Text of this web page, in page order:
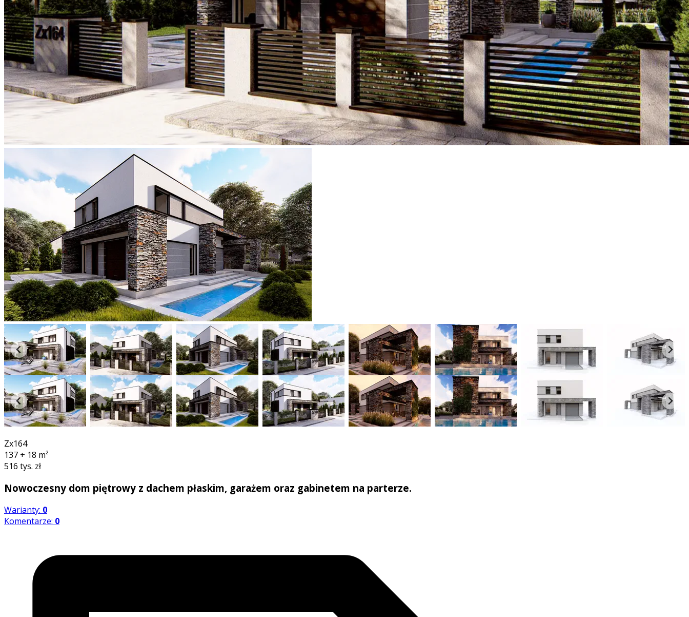
Zx164
137 + 18 m²
516 tys. zł
Nowoczesny dom piętrowy z dachem płaskim, garażem oraz gabinetem na parterze.
Warianty: 0
Komentarze: 0